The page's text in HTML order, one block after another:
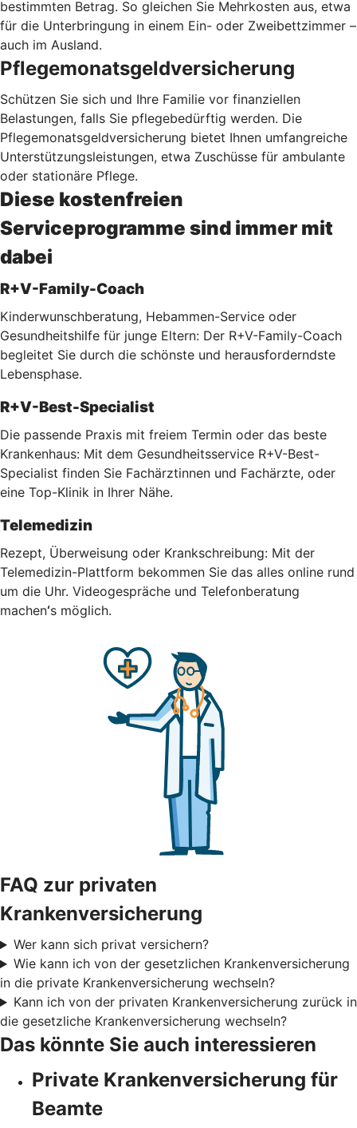
bestimmten Betrag. So gleichen Sie Mehrkosten aus, etwa
für die Unterbringung in einem Ein- oder Zweibettzimmer –
auch im Ausland.
Pflegemonatsgeldversicherung
Schützen Sie sich und Ihre Familie vor finanziellen
Belastungen, falls Sie pflegebedürftig werden. Die
Pflegemonatsgeldversicherung bietet Ihnen umfangreiche
Unterstützungsleistungen, etwa Zuschüsse für ambulante
oder stationäre Pflege.
Diese kostenfreien
Serviceprogramme sind immer mit
dabei
R+V-Family-Coach
Kinderwunschberatung, Hebammen-Service oder
Gesundheitshilfe für junge Eltern: Der R+V-Family-Coach
begleitet Sie durch die schönste und herausforderndste
Lebensphase.
R+V-Best-Specialist
Die passende Praxis mit freiem Termin oder das beste
Krankenhaus: Mit dem Gesundheitsservice R+V-Best-
Specialist finden Sie Fachärztinnen und Fachärzte, oder
eine Top-Klinik in Ihrer Nähe.
Telemedizin
Rezept, Überweisung oder Krankschreibung: Mit der
Telemedizin-Plattform bekommen Sie das alles online rund
um die Uhr. Videogespräche und Telefonberatung
machen‘s möglich.
FAQ zur privaten
Krankenversicherung
Wer kann sich privat versichern?
Wie kann ich von der gesetzlichen Krankenversicherung
in die private Krankenversicherung wechseln?
Kann ich von der privaten Krankenversicherung zurück in
die gesetzliche Krankenversicherung wechseln?
Das könnte Sie auch interessieren
Private Krankenversicherung für
Beamte